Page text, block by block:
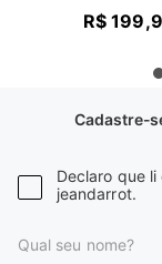
R$ 199,
Cadastre-
Declaro que
jeandarrot.